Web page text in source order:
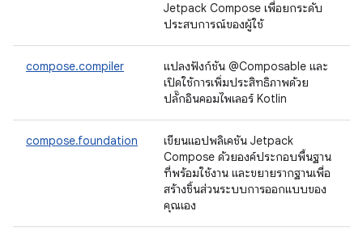
Jetpack Compose เพื่อยกระดับ
ประสบการณ์ของผู้ใช้
compose.compiler
แปลงฟังก์ชัน @Composable และ
เปิดใช้การเพิ่มประสิทธิภาพด้วย
ปลั๊กอินคอมไพเลอร์ Kotlin
compose.foundation
เขียนแอปพลิเคชัน Jetpack
Compose ด้วยองค์ประกอบพื้นฐาน
ที่พร้อมใช้งาน และขยายรากฐานเพื่อ
สร้างชิ้นส่วนระบบการออกแบบของ
คุณเอง